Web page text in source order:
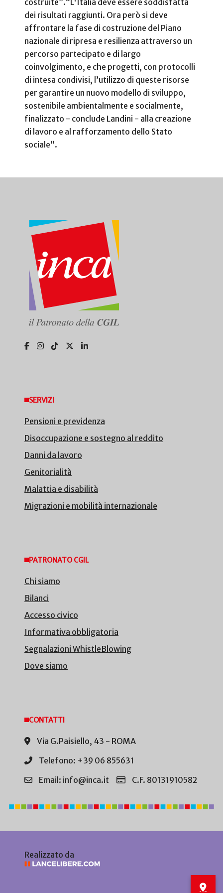
costruite”.“L'Italia deve essere soddisfatta
dei risultati raggiunti. Ora però si deve
affrontare la fase di costruzione del Piano
nazionale di ripresa e resilienza attraverso un
percorso partecipato e di largo
coinvolgimento, e che progetti, con protocolli
di intesa condivisi, l’utilizzo di queste risorse
per garantire un nuovo modello di sviluppo,
sostenibile ambientalmente e socialmente,
finalizzato - conclude Landini - alla creazione
di lavoro e al rafforzamento dello Stato
sociale”.
SERVIZI
Pensioni e previdenza
Disoccupazione e sostegno al reddito
Danni da lavoro
Genitorialità
Malattia e disabilità
Migrazioni e mobilità internazionale
PATRONATO CGIL
Chi siamo
Bilanci
Accesso civico
Informativa obbligatoria
Segnalazioni WhistleBlowing
Dove siamo
CONTATTI
Via G.Paisiello, 43 - ROMA
Telefono: +39 06 855631
Email: info@inca.it
C.F. 80131910582
Realizzato da